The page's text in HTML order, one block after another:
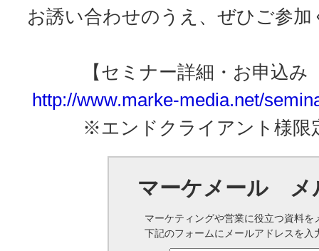
お誘い合わせのうえ、ぜひご参加
【セミナー詳細・お申込み（
http://www.marke-media.net/
※エンドクライアント様限定
マーケメール メ
マーケティングや営業に役立つ資料を
下記のフォームにメールアドレスを